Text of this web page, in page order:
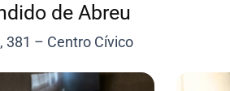
de Abreu
381 – Centro Cívico